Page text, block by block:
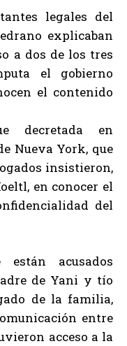
legales del
explicaban
a dos de los tres
el gobierno
el contenido
decretada en
Nueva York, que
insistieron,
en conocer el
del
acusados
de Yani y tío
de la familia,
entre
acceso a la